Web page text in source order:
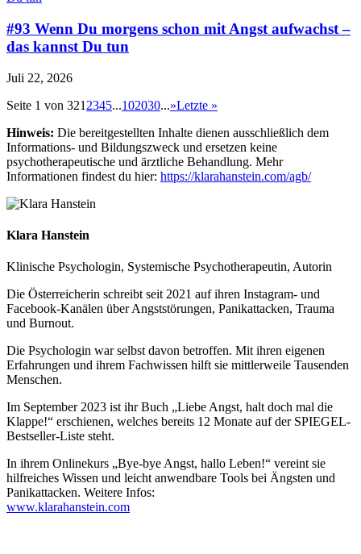
#93 Wenn Du morgens schon mit Angst aufwachst –
das kannst Du tun
Juli 22, 2026
Seite 1 von 321 2345...102030...»Letzte »
Hinweis: Die bereitgestellten Inhalte dienen ausschließlich dem
Informations- und Bildungszweck und ersetzen keine
psychotherapeutische und ärztliche Behandlung. Mehr
Informationen findest du hier: https://klarahanstein.com/agb/
Klara Hanstein
Klinische Psychologin, Systemische Psychotherapeutin, Autorin
Die Österreicherin schreibt seit 2021 auf ihren Instagram- und
Facebook-Kanälen über Angststörungen, Panikattacken, Trauma
und Burnout.
Die Psychologin war selbst davon betroffen. Mit ihren eigenen
Erfahrungen und ihrem Fachwissen hilft sie mittlerweile Tausenden
Menschen.
Im September 2023 ist ihr Buch „Liebe Angst, halt doch mal die
Klappe!“ erschienen, welches bereits 12 Monate auf der SPIEGEL-
Bestseller-Liste steht.
In ihrem Onlinekurs „Bye-bye Angst, hallo Leben!“ vereint sie
hilfreiches Wissen und leicht anwendbare Tools bei Ängsten und
Panikattacken. Weitere Infos:
www.klarahanstein.com